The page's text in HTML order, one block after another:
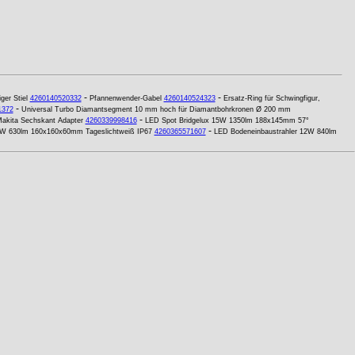
Stiel 4260140520332- Pfannenwender-Gabel 4260140524323- Ersatz-Ring für Schwingfigur,
- Universal Turbo Diamantsegment 10 mm hoch für Diamantbohrkronen Ø 200 mm
Sechskant Adapter 4260339998416- LED Spot Bridgelux 15W 1350lm 188x145mm 57°
630lm 160x160x60mm Tageslichtweiß IP67 4260365571607- LED Bodeneinbaustrahler 12W 840lm